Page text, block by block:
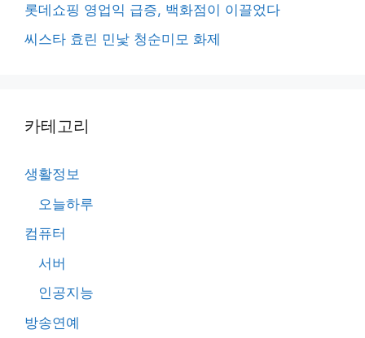
롯데쇼핑 영업익 급증, 백화점이 이끌었다
씨스타 효린 민낯 청순미모 화제
카테고리
생활정보
오늘하루
컴퓨터
서버
인공지능
방송연예